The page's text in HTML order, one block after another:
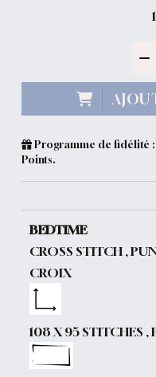
Programme de fidélité
Points.
BEDTIME
CROSS STITCH ,
CROIX
108 X 95 STITCHES ,